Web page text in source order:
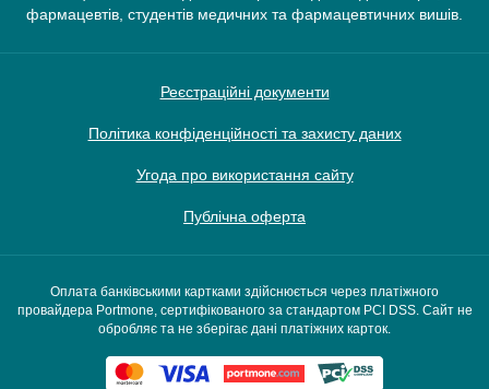
фармацевтів, студентів медичних та фармацевтичних вишів.
Реєстраційні документи
Політика конфіденційності та захисту даних
Угода про використання сайту
Публічна оферта
Оплата банківськими картками здійснюється через платіжного
провайдера Portmone, сертифікованого за стандартом PCI DSS. Сайт не
обробляє та не зберігає дані платіжних карток.